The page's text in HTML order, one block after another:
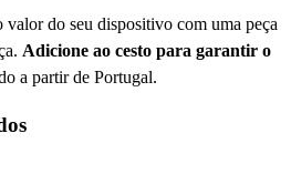
valor do seu dispositivo com uma peça
Adicione ao cesto para garantir o
a partir de Portugal.